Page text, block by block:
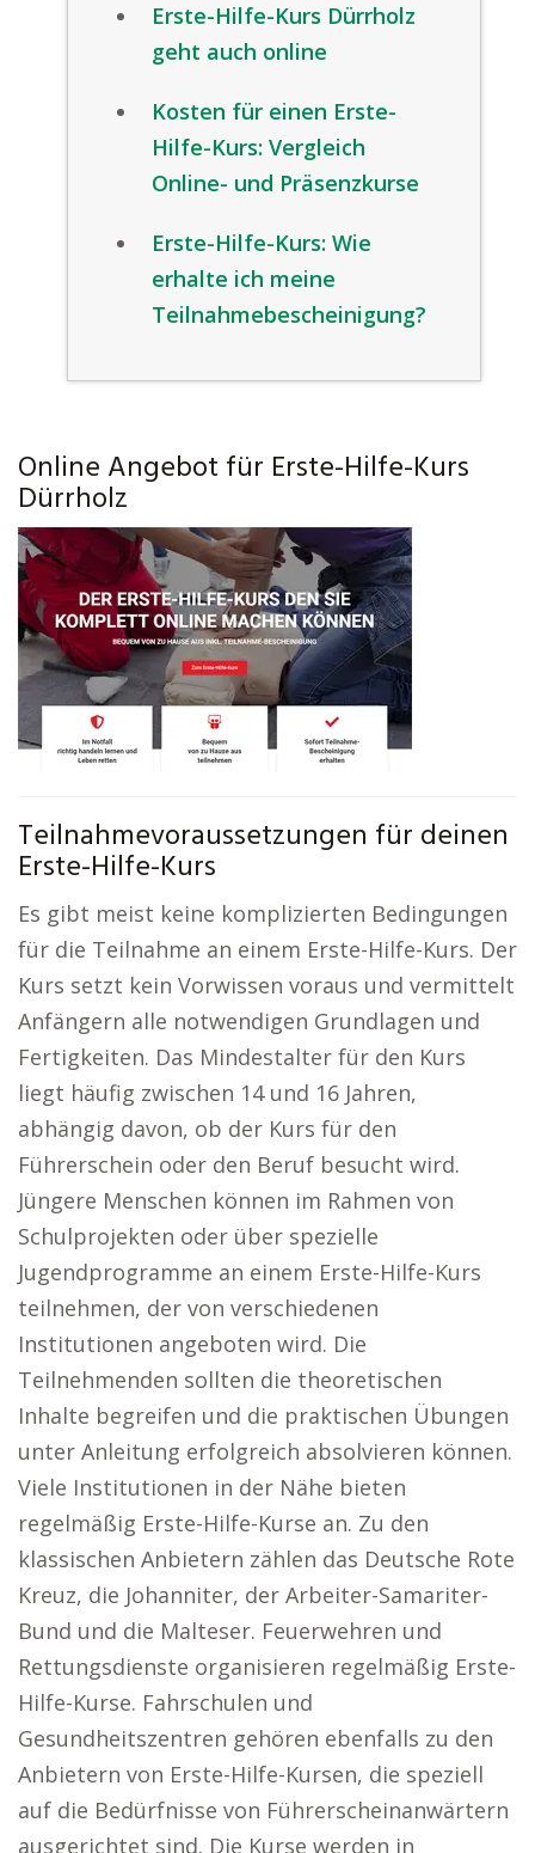
Erste-Hilfe-Kurs Dürrholz
geht auch online
Kosten für einen Erste-
Hilfe-Kurs: Vergleich
Online- und Präsenzkurse
Erste-Hilfe-Kurs: Wie
erhalte ich meine
Teilnahmebescheinigung?
Online Angebot für Erste-Hilfe-Kurs
Dürrholz
Teilnahmevoraussetzungen für deinen
Erste-Hilfe-Kurs
Es gibt meist keine komplizierten Bedingungen
für die Teilnahme an einem Erste-Hilfe-Kurs. Der
Kurs setzt kein Vorwissen voraus und vermittelt
Anfängern alle notwendigen Grundlagen und
Fertigkeiten. Das Mindestalter für den Kurs
liegt häufig zwischen 14 und 16 Jahren,
abhängig davon, ob der Kurs für den
Führerschein oder den Beruf besucht wird.
Jüngere Menschen können im Rahmen von
Schulprojekten oder über spezielle
Jugendprogramme an einem Erste-Hilfe-Kurs
teilnehmen, der von verschiedenen
Institutionen angeboten wird. Die
Teilnehmenden sollten die theoretischen
Inhalte begreifen und die praktischen Übungen
unter Anleitung erfolgreich absolvieren können.
Viele Institutionen in der Nähe bieten
regelmäßig Erste-Hilfe-Kurse an. Zu den
klassischen Anbietern zählen das Deutsche Rote
Kreuz, die Johanniter, der Arbeiter-Samariter-
Bund und die Malteser. Feuerwehren und
Rettungsdienste organisieren regelmäßig Erste-
Hilfe-Kurse. Fahrschulen und
Gesundheitszentren gehören ebenfalls zu den
Anbietern von Erste-Hilfe-Kursen, die speziell
auf die Bedürfnisse von Führerscheinanwärtern
ausgerichtet sind. Die Kurse werden in